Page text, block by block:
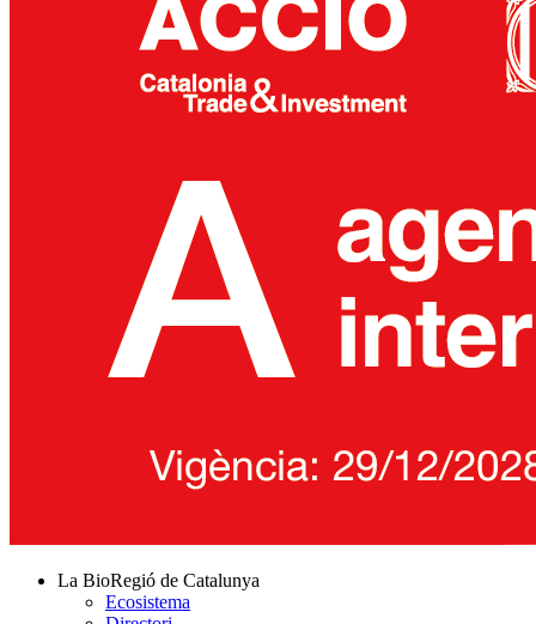
La BioRegió de Catalunya
Ecosistema